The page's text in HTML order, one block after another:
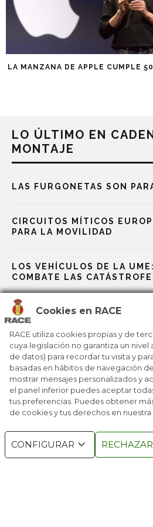
Cookies en RACE
RACE utiliza cookies propias y de
cuya legislación no garantiza un
de datos) para recordar tu visita y
basadas en hábitos de navegación
mostrar mensajes personalizados y
el panel inferior puedes aceptar
tus preferencias. Puedes obtener
de cookies y tus derechos en nuestra
CONFIGURAR RECHAZAR
LA MANZANA DE APPLE CUMPLE
LO ÚLTIMO EN
MONTAJE
LAS FURGONETAS SON
CIRCUITOS MÍTICOS
PARA LA MOVILIDAD
LOS VEHÍCULOS DE LA
COMBATE LAS
LA FÓRMULA E,
INNOVACIÓN ELÉCTRICA
LOS CONCEPT CAR
DEL MAÑANA
TODOS